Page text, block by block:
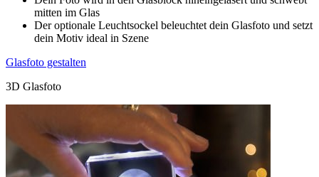
mitten im Glas
Der optionale Leuchtsockel beleuchtet dein Glasfoto und setzt
dein Motiv ideal in Szene
Glasfoto gestalten
3D Glasfoto